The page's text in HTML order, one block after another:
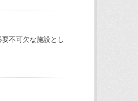
不可欠な施設とし